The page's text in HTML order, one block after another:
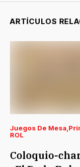
ARTÍCULOS
Juegos De Mesa
ROL
Coloquio-